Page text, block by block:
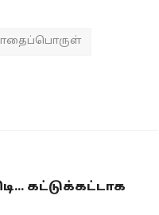
கட்டுக்கட்டாக